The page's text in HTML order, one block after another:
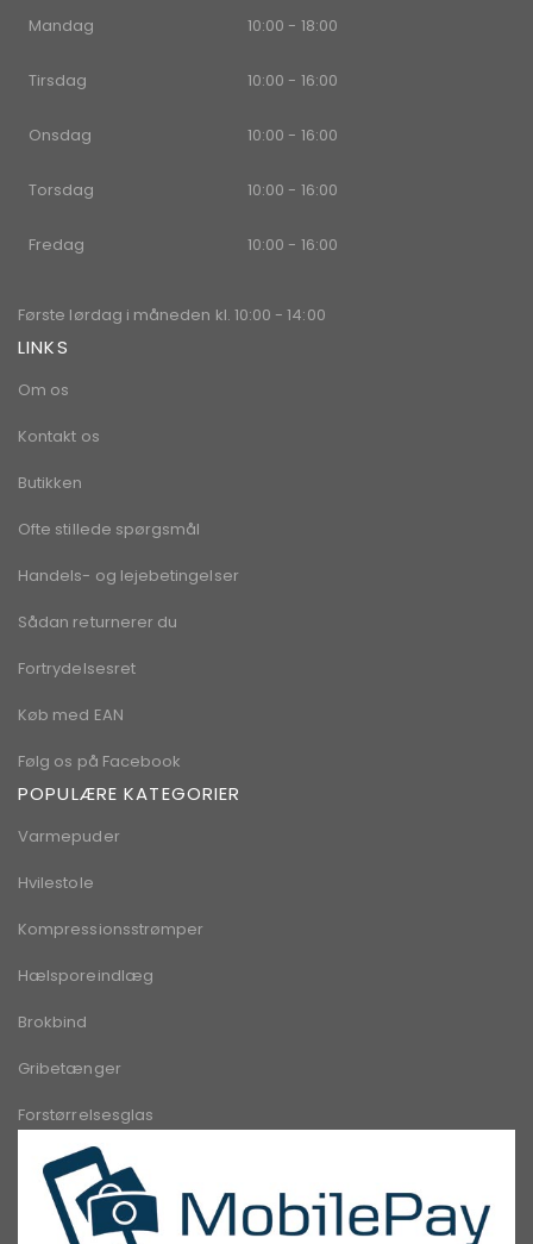
Mandag
10:00 - 18:00
Tirsdag 10:00 - 16:00
Onsdag 10:00 - 16:00
Torsdag 10:00 - 16:00
Fredag 10:00 - 16:00
Første lørdag i måneden kl. 10:00 - 14:00
LINKS
Om os
Kontakt os
Butikken
Ofte stillede spørgsmål
Handels- og lejebetingelser
Sådan returnerer du
Fortrydelsesret
Køb med EAN
Følg os på Facebook
POPULÆRE KATEGORIER
Varmepuder
Hvilestole
Kompressionsstrømper
Hælsporeindlæg
Brokbind
Gribetænger
Forstørrelsesglas